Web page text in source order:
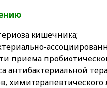
кишечника;
приема
антибактериальной
химитерапевтического